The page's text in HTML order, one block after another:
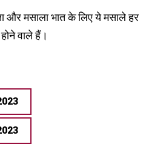
और मसाला भात के लिए ये मसाले हर
वाले हैं।